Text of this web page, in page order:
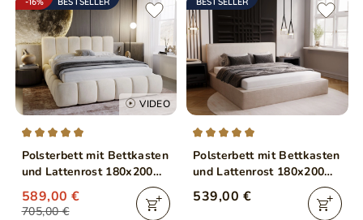
VIDEO
Polsterbett mit Bettkasten
und Lattenrost 180x200
Cloud Beige
705,00 €
589,00 €
Polsterbett mit Bettkasten
und Lattenrost 180x200
Monaco Beige
539,00 €